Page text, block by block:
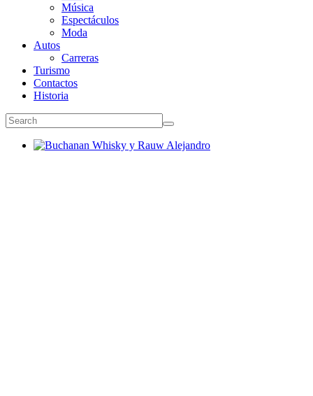
Música
Espectáculos
Moda
Autos
Carreras
Turismo
Contactos
Historia